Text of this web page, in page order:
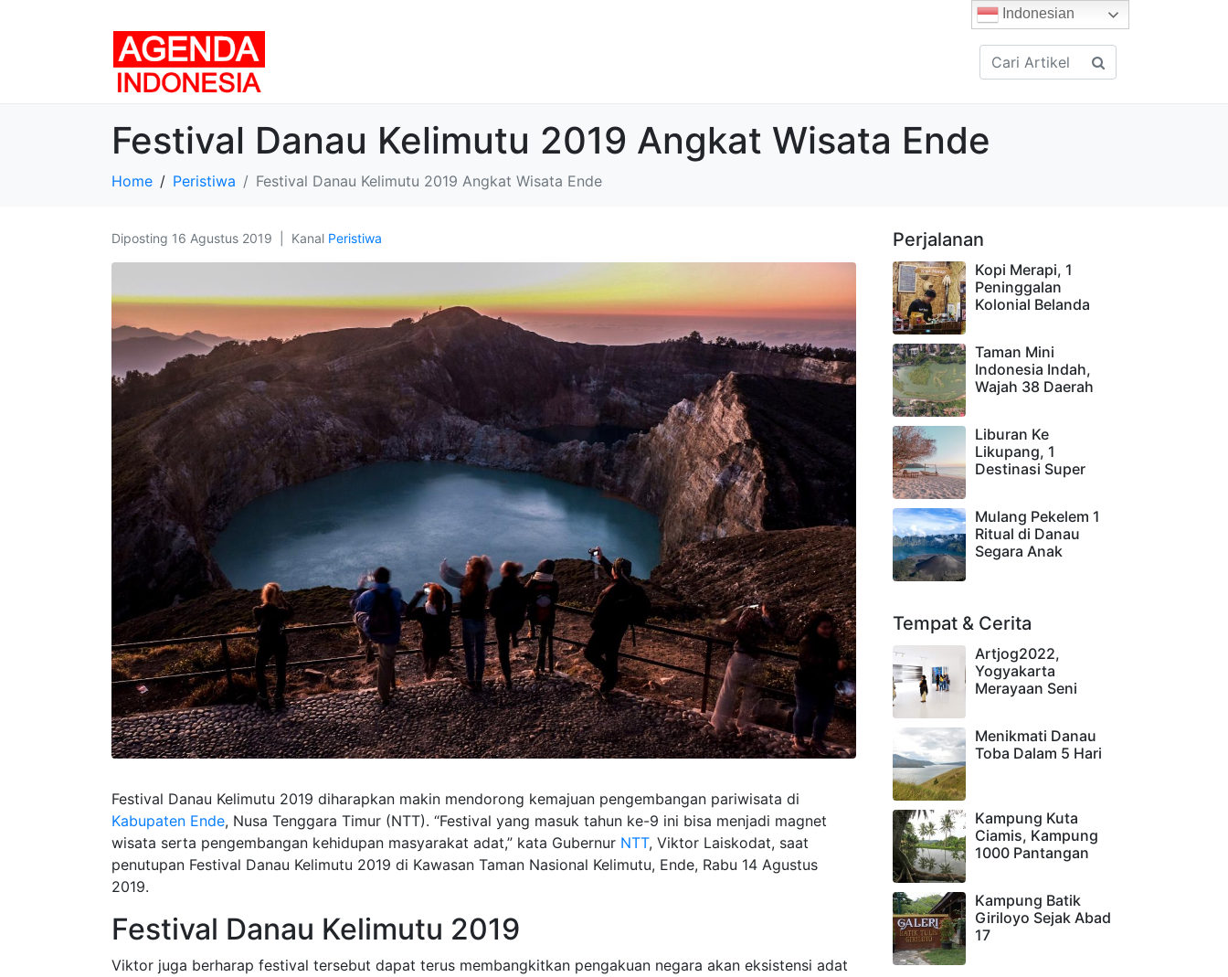
Festival Danau Kelimutu 2019 Angkat Wisata Ende
Home Peristiwa Festival Danau Kelimutu 2019 Angkat Wisata Ende
Diposting 16 Agustus 2019 Kanal Peristiwa
Festival Danau Kelimutu 2019 diharapkan makin mendorong kemajuan pengembangan pariwisata di
Kabupaten Ende, Nusa Tenggara Timur (NTT). “Festival yang masuk tahun ke-9 ini bisa menjadi magnet
wisata serta pengembangan kehidupan masyarakat adat,” kata Gubernur NTT, Viktor Laiskodat, saat
penutupan Festival Danau Kelimutu 2019 di Kawasan Taman Nasional Kelimutu, Ende, Rabu 14 Agustus
2019.
Festival Danau Kelimutu 2019
Viktor juga berharap festival tersebut dapat terus membangkitkan pengakuan negara akan eksistensi adat
Perjalanan
Kopi Merapi, 1
Peninggalan
Kolonial Belanda
Taman Mini
Indonesia Indah,
Wajah 38 Daerah
Liburan Ke
Likupang, 1
Destinasi Super
Mulang Pekelem 1
Ritual di Danau
Segara Anak
Tempat & Cerita
Artjog2022,
Yogyakarta
Merayaan Seni
Menikmati Danau
Toba Dalam 5 Hari
Kampung Kuta
Ciamis, Kampung
1000 Pantangan
Kampung Batik
Giriloyo Sejak Abad
17
Indonesian